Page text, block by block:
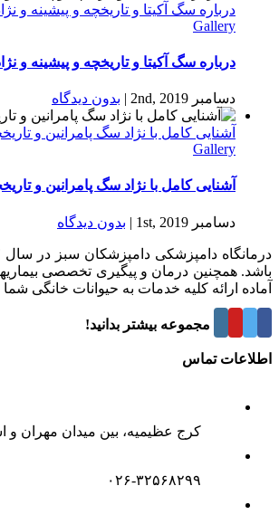
درباره سگ آکیتا و تاریخچه و پیشینه و
Gallery
درباره سگ آکیتا و تاریخچه و پیشینه و
دسامبر 2nd, 2019 | بدون ديدگاه
آشنایی کامل با نژاد سگ پامرانین و
Gallery
آشنایی کامل با نژاد سگ پامرانین و
دسامبر 1st, 2019 | بدون ديدگاه
باشد. همچنین درمان و پیگیری تخصصی
آماده ارائه کلیه خدمات به حیوانات خانگی
درباره این مجموعه بیشتر بدانید!
اطلاعات تماس
کرج عظیمیه، بین میدان مهران و
۰۲۶-۳۲۵۶۸۲۹۹